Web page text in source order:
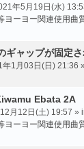
年5月19日(水)
ヨーヨー関連使用曲
ギャップが固定
年1月03日(日) 21:36
Ebata 2A
月12日(土) 19:57 »
ヨーヨー関連使用曲